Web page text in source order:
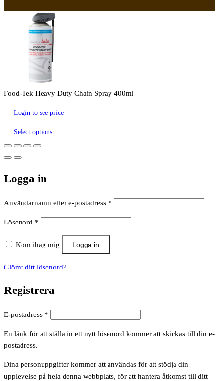
Food-Tek Heavy Duty Chain Spray 400ml
Login to see price
Select options
Logga in
Användarnamn eller e-postadress *
Lösenord *
Kom ihåg mig Logga in
Glömt ditt lösenord?
Registrera
E-postadress *
En länk för att ställa in ett nytt lösenord kommer att skickas till din e-
postadress.
Dina personuppgifter kommer att användas för att stödja din
upplevelse på hela denna webbplats, för att hantera åtkomst till ditt